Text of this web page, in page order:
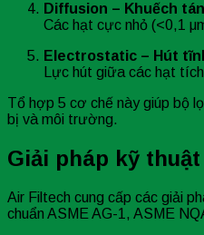
Diffusion – Khuếch tán
Các hạt cực nhỏ (<0,1
Electrostatic – Hút
Lực hút giữa các hạt
Tổ hợp 5 cơ chế này giúp bộ
bị và môi trường.
Giải pháp kỹ
Air Filtech cung cấp các giải
chuẩn ASME AG-1, ASME